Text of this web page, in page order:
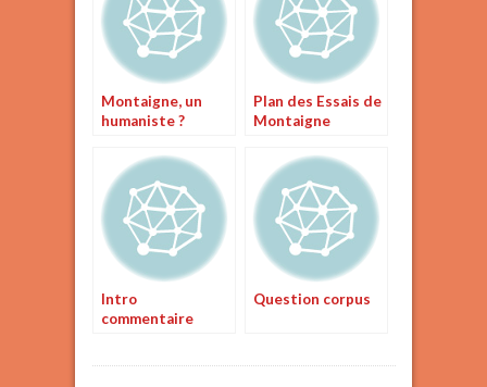
Montaigne, un
humaniste ?
Plan des Essais de
Montaigne
Intro
commentaire
Question corpus